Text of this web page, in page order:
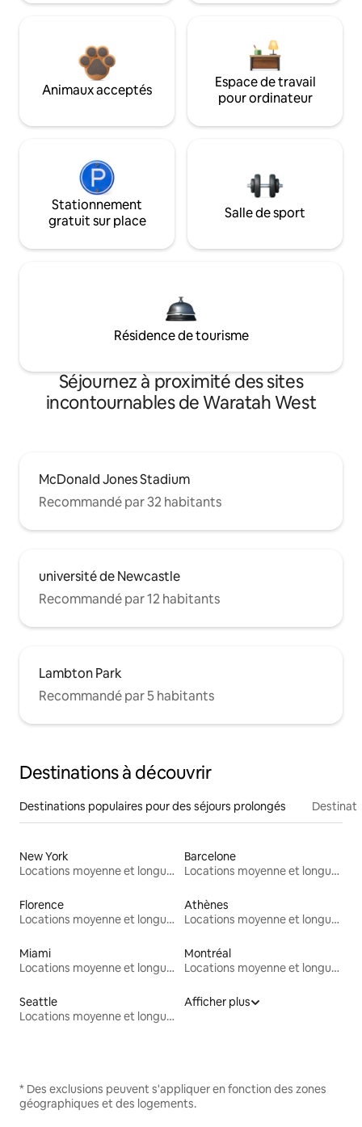
Animaux acceptés
Espace de travail
pour ordinateur
Stationnement
gratuit sur place
Salle de sport
Résidence de tourisme
Séjournez à proximité des sites
incontournables de Waratah West
McDonald Jones Stadium
Recommandé par 32 habitants
université de Newcastle
Recommandé par 12 habitants
Lambton Park
Recommandé par 5 habitants
Destinations à découvrir
Destinations populaires pour des séjours prolongés
New York
Locations moyenne et longue durée
Barcelone
Locations moyenne et longue durée
Florence
Locations moyenne et longue durée
Athènes
Locations moyenne et longue durée
Miami
Locations moyenne et longue durée
Montréal
Locations moyenne et longue durée
Seattle
Locations moyenne et longue durée
Afficher plus
* Des exclusions peuvent s'appliquer en fonction des zones
géographiques et des logements.